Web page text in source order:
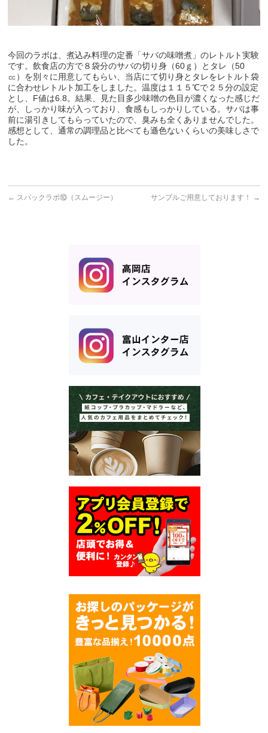
今回のラボは、煮込み料理の定番「サバの味噌煮」のレトルト実験
です。飲食店の方で８袋分のサバの切り身（60ｇ）とタレ（50
㏄）を別々に用意してもらい、当店にて切り身とタレをレトルト袋
に合わせレトルト加工をしました。温度は１１５℃で２５分の設定
とし、F値は6.8。結果、見た目多少味噌の色目が濃くなった感じだ
が、しっかり味が入っており、食感もしっかりしている。サバは事
前に湯引きしてもらっていたので、臭みも全くありませんでした。
感想として、通常の調理品と比べても遜色ないくらいの美味しさで
した。
← スパックラボ⑩（スムージー） サンプルご用意しております！ →